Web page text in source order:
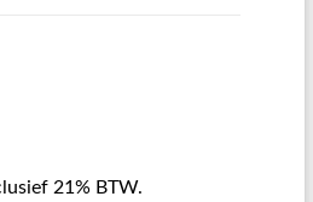
21% BTW.